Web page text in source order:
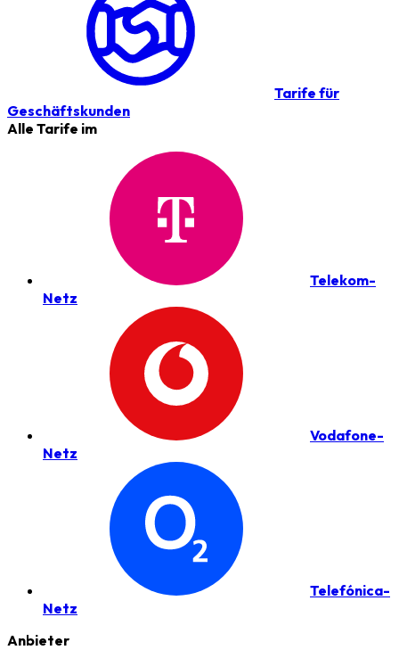
Tarife für
Geschäftskunden
Alle Tarife im
Telekom-
Netz
Vodafone-
Netz
Telefónica-
Netz
Anbieter